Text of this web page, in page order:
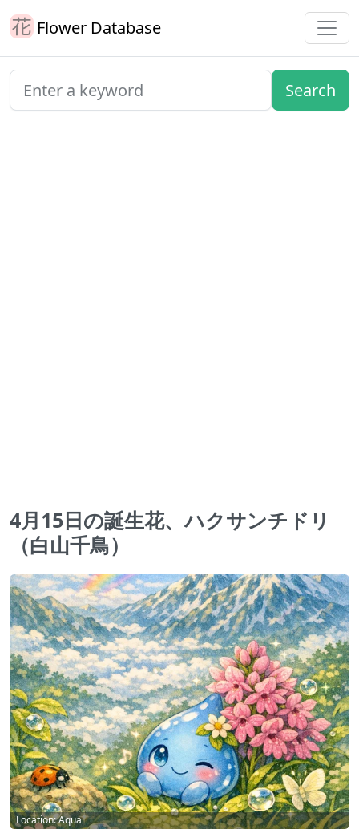
Flower Database
4月15日の誕生花、ハクサンチドリ
（白山千鳥）
Location: Aqua